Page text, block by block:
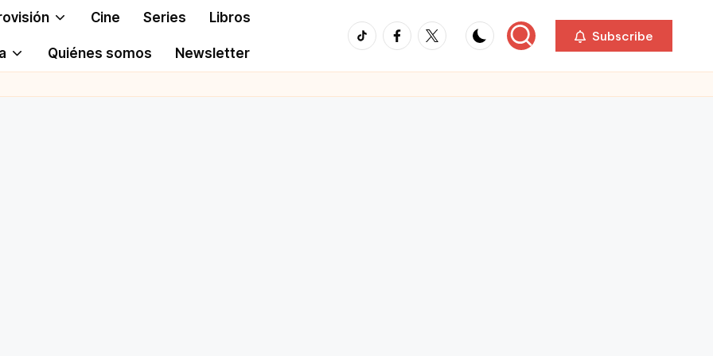
Cine Series Libros
Quiénes somos Newsletter
TikTokFacebook
Twitter Subscribe